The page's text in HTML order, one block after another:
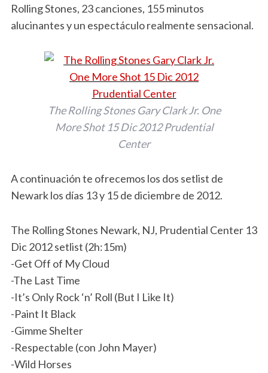
Rolling Stones, 23 canciones, 155 minutos
alucinantes y un espectáculo realmente sensacional.
The Rolling Stones Gary Clark Jr. One
More Shot 15 Dic 2012 Prudential
Center
A continuación te ofrecemos los dos setlist de
Newark los días 13 y 15 de diciembre de 2012.
The Rolling Stones Newark, NJ, Prudential Center 13
Dic 2012 setlist (2h:15m)
-Get Off of My Cloud
-The Last Time
-It’s Only Rock ‘n’ Roll (But I Like It)
-Paint It Black
-Gimme Shelter
-Respectable (con John Mayer)
-Wild Horses